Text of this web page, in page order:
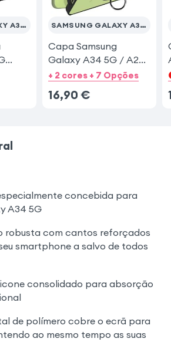
S23 Ultra
SAMSUNG GALAXY A34 5G SAMSUNG GALAXY A34 5G
Capa Samsung
Galaxy A34 5G / A2
com Anel
+ 2 cores + 7 Opções
16,90 €
concebida para
A34 5G
robusta com cantos reforçados
smartphone a salvo de todos
consolidado para absorção
de polímero cobre o ecrã para
ao mesmo tempo as suas